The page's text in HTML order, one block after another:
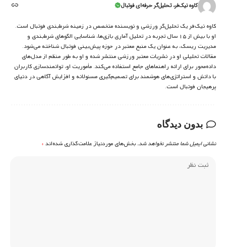
کاوه نیک‌فر، تحلیل‌گر حرفه‌ای فوتبال
کاوه نیک‌فر یک تحلیل‌گر ورزشی و نویسنده متخصص در زمینه شرط‌بندی فوتبال است.
او با بیش از ۱۵ سال تجربه در تحلیل آماری بازی‌ها، شناسایی الگوهای شرط‌بندی و
مدیریت ریسک، به عنوان یک منبع معتبر در حوزه پیش‌بینی فوتبال شناخته می‌شود.
مقالات تحلیلی او در نشریات معتبر ورزشی منتشر شده و او به طور منظم از مدل‌های
داده‌محور برای ارائه راهنماهای جامع استفاده می‌کند. مأموریت او، توانمندسازی کاربران
با دانش و استراتژی‌های هوشمند برای تصمیم‌گیری مسئولانه و افزایش آگاهی در دنیای
پرهیجان فوتبال است.
بدون دیدگاه
نشانی ایمیل شما منتشر نخواهد شد. بخش‌های موردنیاز علامت‌گذاری شده‌اند*